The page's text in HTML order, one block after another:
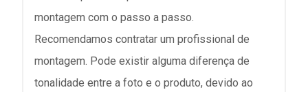
montagem com o passo a passo.
Recomendamos contratar um profissional de
montagem. Pode existir alguma diferença de
tonalidade entre a foto e o produto, devido ao